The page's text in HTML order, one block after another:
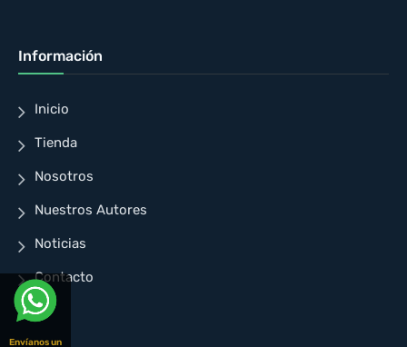
Información
Inicio
Tienda
Nosotros
Nuestros Autores
Noticias
Contacto
Envíanos un